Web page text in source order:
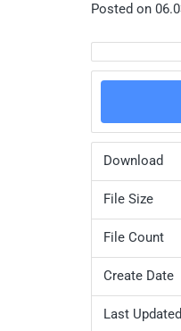
Posted on
Download
File Size
File Count
Create Date
Last Updated